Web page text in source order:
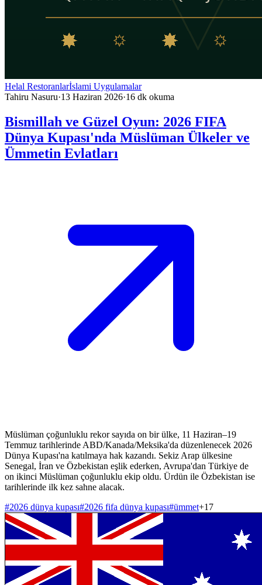
Helal Restoranlarİslami Uygulamalar
Tahiru Nasuru·13 Haziran 2026·16 dk okuma
Bismillah ve Güzel Oyun: 2026 FIFA
Dünya Kupası'nda Müslüman Ülkeler ve
Ümmetin Evlatları
Müslüman çoğunluklu rekor sayıda on bir ülke, 11 Haziran–19
Temmuz tarihlerinde ABD/Kanada/Meksika'da düzenlenecek 2026
Dünya Kupası'na katılmaya hak kazandı. Sekiz Arap ülkesine
Senegal, İran ve Özbekistan eşlik ederken, Avrupa'dan Türkiye de
on ikinci Müslüman çoğunluklu ekip oldu. Ürdün ile Özbekistan ise
tarihlerinde ilk kez sahne alacak.
#2026 dünya kupası#2026 fifa dünya kupası#ümmet+17